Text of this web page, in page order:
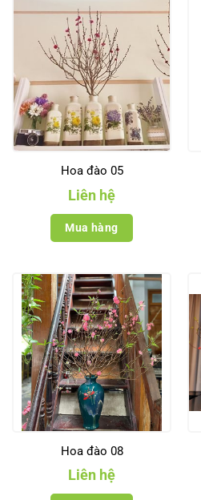
Hoa đào 05
Liên hệ
Mua hàng
Hoa đào 08
Liên hệ